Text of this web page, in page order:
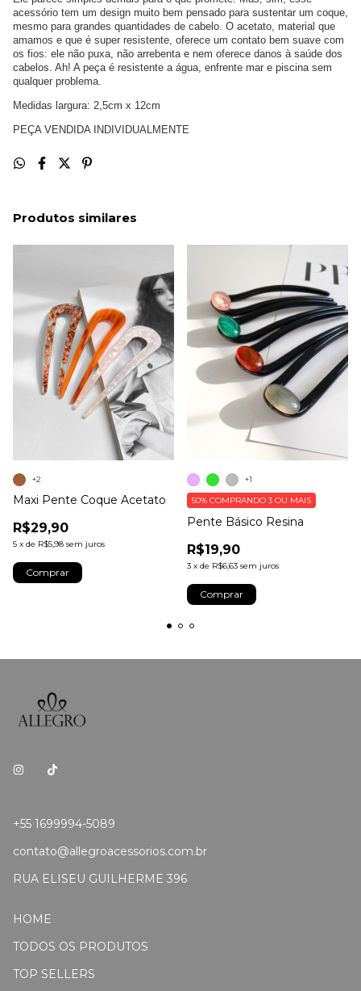
acessório tem um design muito bem pensado para sustentar um coque,
mesmo para grandes quantidades de cabelo. O acetato, material que
amamos e que é super resistente, oferece um contato bem suave com
os fios: ele não puxa, não arrebenta e nem oferece danos à saúde dos
cabelos. Ah! A peça é resistente a água, enfrente mar e piscina sem
qualquer problema.
Medidas largura: 2,5cm x 12cm
PEÇA VENDIDA INDIVIDUALMENTE
Produtos similares
Maxi Pente Coque Acetato
R$29,90
5 x de R$5,98 sem juros
+2
Comprar
Pente Básico Resina
R$19,90
3 x de R$6,63 sem juros
50% COMPRANDO 3 OU MAIS
+1
Comprar
+55 1699994-5089
contato@allegroacessorios.com.br
RUA ELISEU GUILHERME 396
HOME
TODOS OS PRODUTOS
TOP SELLERS